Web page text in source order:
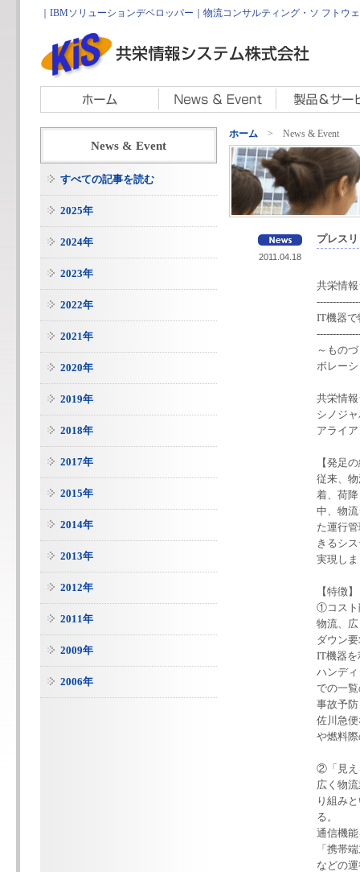
｜IBMソリューションデベロッパー｜物流コンサルティング・ソ フトウ
News & Event
すべての記事を読む
2025年
2024年
2023年
2022年
2021年
2020年
2019年
2018年
2017年
2015年
2014年
2013年
2012年
2011年
2009年
2006年
ホーム > News & Event
プレス
2011.04.18
共栄情
IT機器で
～もの
ボレー
共栄情
シノジ
アライ
【発足
従来、
着、荷
中、物
た運行
きるシ
実現し
【特徴】
①コスト
物流、
ダウン
IT機器を
ハンデ
での一
事故予
佐川急
や燃料
②「見え
広く物
り組み
る。
通信機
「携帯
などの